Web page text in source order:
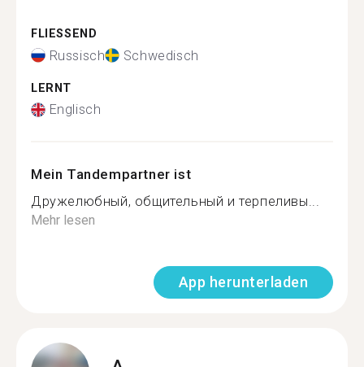
FLIESSEND
Russisch Schwedisch
LERNT
Englisch
Mein Tandempartner ist
Дружелюбный, общительный и терпеливы...
Mehr lesen
App herunterladen